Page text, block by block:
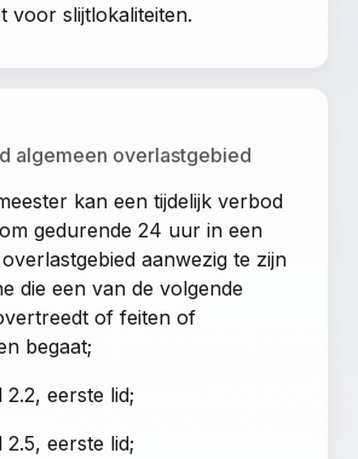
voor slijtlokaliteiten.
algemeen overlastgebied
kan een tijdelijk verbod
gedurende 24 uur in een
aanwezig te zijn
die een van de volgende
of feiten of
begaat;
2.2, eerste lid;
2.5, eerste lid;